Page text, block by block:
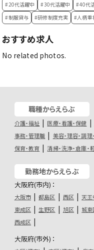
#20代活躍中 #30代活躍中 #40代
#制服貸与
#研修制度充実 #人柄重
おすすめ求人
No related photos.
職種からえらぶ
介護・福祉 医療・看護・保健
事務・管理職
美容・理容・調理
保育・教育
清掃・洗浄・倉庫・
勤務地からえらぶ
大阪府(市内)：
大阪市 都島区 西区 天
東成区
生野区 旭区 城東
西成区
大阪府(市外)：